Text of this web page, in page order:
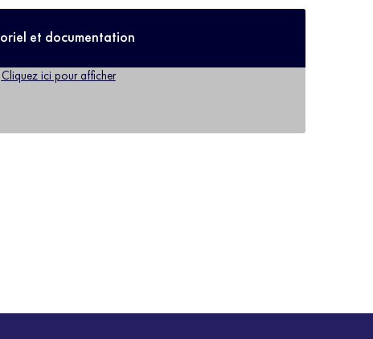
et documentation
Cliquez ici pour afficher